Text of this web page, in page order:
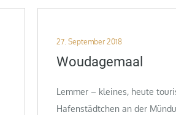
Posted
on
27. September 2018
Woudagemaal
Lemmer – kleines, heute
Hafenstädtchen an der